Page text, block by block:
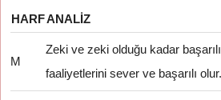
HARFANALIZ
M
Zeki ve zeki olduğu kadar
faaliyetlerini sever ve başarılı olur.